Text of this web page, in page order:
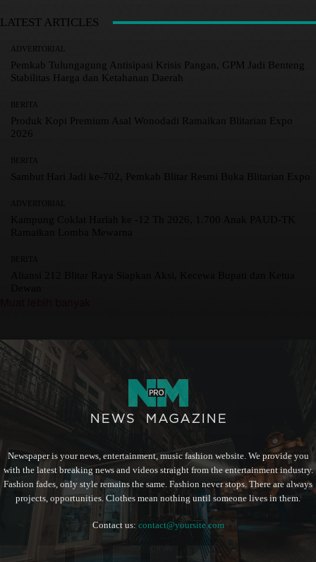
LATEST ARTICLES
ADVERTORIAL
Pemkab Tulungagung Antisipasi Krisis Pangan, GPM Jadi Benteng
Stabilitas Harga dan Ketahanan Daerah
BERITA
Produk Kopi Premium Asal Wonodadi Ramaikan Blitarian Expo
2026
BERITA
Sambut Hari Jadi ke-702, Pemkab Blitar Resmi Buka Blitarian Expo
Newspaper is your news, entertainment, music fashion website. We provide you
with the latest breaking news and videos straight from the entertainment industry.
Fashion fades, only style remains the same. Fashion never stops. There are always
projects, opportunities. Clothes mean nothing until someone lives in them.
Contact us: contact@yoursite.com